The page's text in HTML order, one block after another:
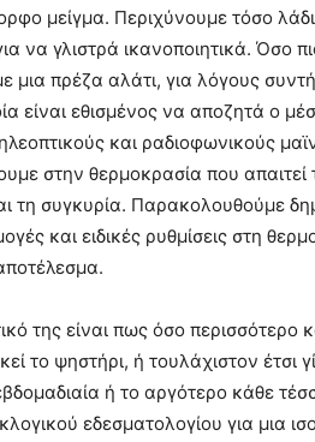
μείγμα. Περιχύνουμε τόσο
να γλιστρά ικανοποιητικά.
μια πρέζα αλάτι, για λόγους
είναι εθισμένος να αποζητά ο
και ραδιοφωνικούς
στην θερμοκρασία που απαιτεί
τη συγκυρία. Παρακολουθούμε
και ειδικές ρυθμίσεις στη
της είναι πως όσο περισσότερο
το ψηστήρι, ή τουλάχιστον έτσι
ή το αργότερο κάθε
εδεσματολογίου για μια